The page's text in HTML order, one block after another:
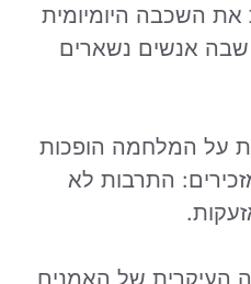
השכבה היומיומית
אנשים נשארים
על המלחמה הופכות
התרבות לא
העיקרית של האמנים